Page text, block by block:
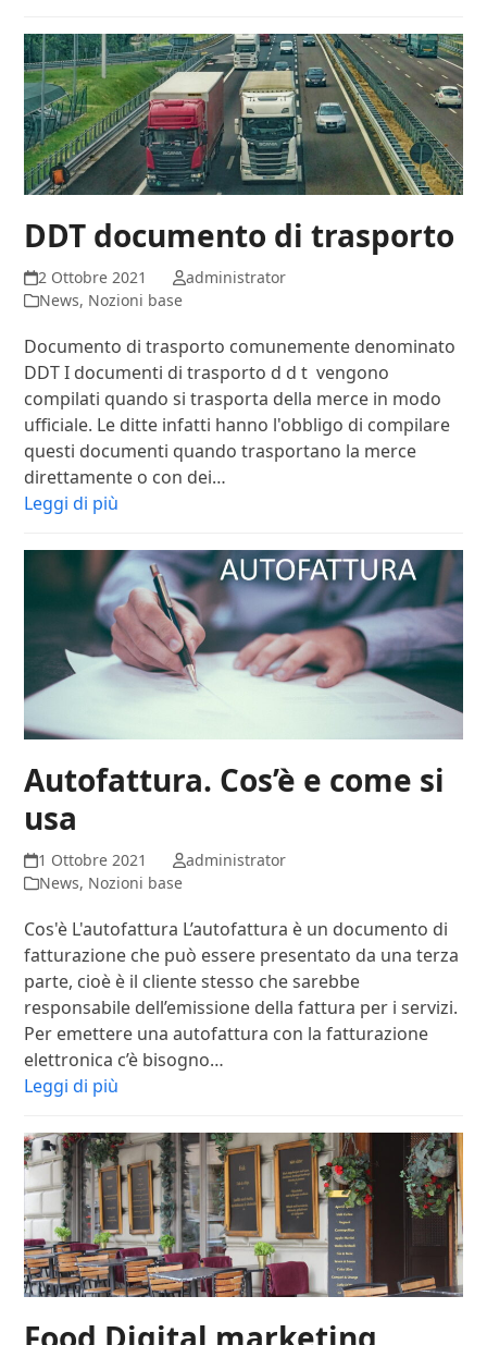
DDT documento di trasporto
2 Ottobre 2021
administrator
News, Nozioni base
Documento di trasporto comunemente denominato
DDT I documenti di trasporto d d t vengono
compilati quando si trasporta della merce in modo
ufficiale. Le ditte infatti hanno l'obbligo di compilare
questi documenti quando trasportano la merce
direttamente o con dei…
Leggi di più
Autofattura. Cos’è e come si
usa
1 Ottobre 2021
administrator
News, Nozioni base
Cos'è L'autofattura L’autofattura è un documento di
fatturazione che può essere presentato da una terza
parte, cioè è il cliente stesso che sarebbe
responsabile dell’emissione della fattura per i servizi.
Per emettere una autofattura con la fatturazione
elettronica c’è bisogno…
Leggi di più